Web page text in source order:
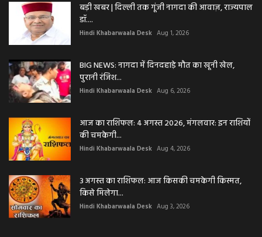
बड़ी खबर | दिल्ली तक गूंजी नागदा की आवाज़, राज्यपाल
डॉ....
Hindi Khabarwaala Desk Aug 1, 2026
BIG NEWS: नागदा में दिनदहाड़े मौत का खूनी खेल,
पुरानी रंजिश...
Hindi Khabarwaala Desk Aug 6, 2026
आज का राशिफल: 4 अगस्त 2026, मंगलवार: इन राशियों
की चमकेगी...
Hindi Khabarwaala Desk Aug 4, 2026
3 अगस्त का राशिफल: आज किसकी चमकेगी किस्मत,
किसे मिलेगा...
Hindi Khabarwaala Desk Aug 3, 2026